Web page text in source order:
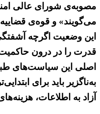
مصوبه‌ی شورای عالی
می‌گویند» و قوه‌ی
این وضعیت اگرچه
قدرت را در درون
اصلی این سیاست‌های
به‌ناگزیر باید برای
آزاد به اطلاعات،